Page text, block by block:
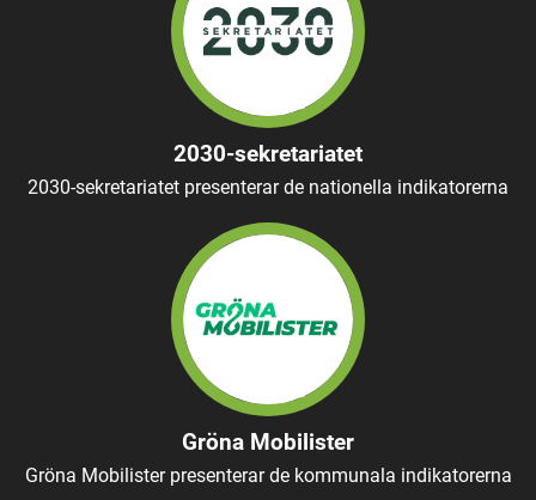
2030-sekretariatet
2030-sekretariatet presenterar de nationella indikatorerna
Gröna Mobilister
Gröna Mobilister presenterar de kommunala indikatorerna